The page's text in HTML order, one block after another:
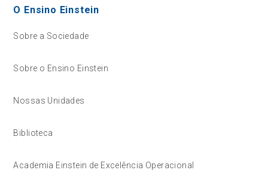
O Ensino Einstein
Sobre a Sociedade
Sobre o Ensino Einstein
Nossas Unidades
Biblioteca
Academia Einstein de Excelência Operacional